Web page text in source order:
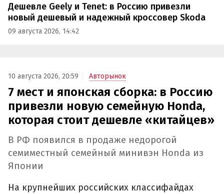
Дешевле Geely и Tenet: в Россию привезли
новый дешевый и надежный кроссовер Skoda
09 августа 2026, 14:42
10 августа 2026, 20:59 Авторынок
7 мест и японская сборка: в Россию
привезли новую семейную Honda,
которая стоит дешевле «китайцев»
В РФ появился в продаже недорогой
семиместный семейный минивэн Honda из
Японии
На крупнейших российских классифайдах